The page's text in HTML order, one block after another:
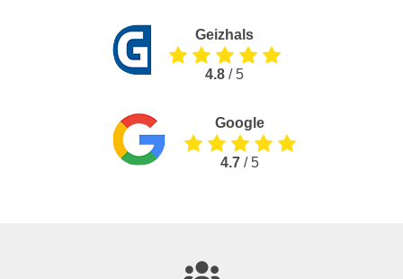
Geizhals
4.8 / 5
Google
4.7 / 5